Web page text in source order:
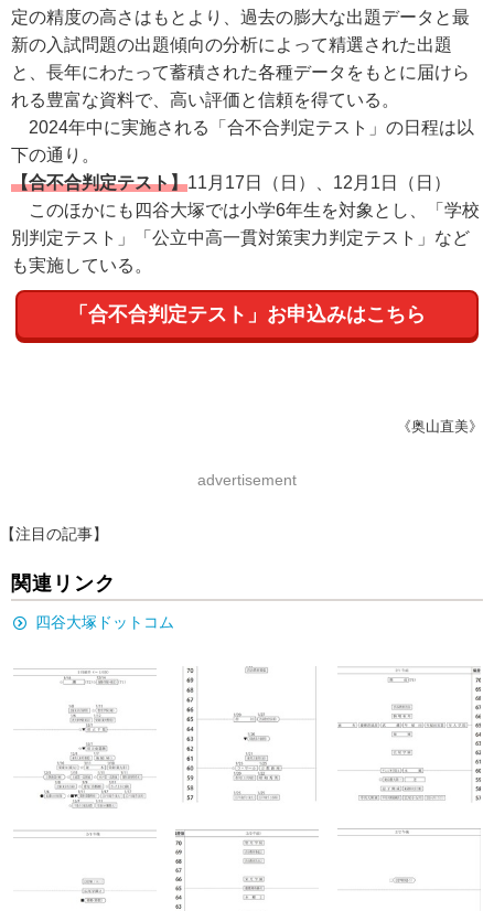
定の精度の高さはもとより、過去の膨大な出題データと最
新の入試問題の出題傾向の分析によって精選された出題
と、長年にわたって蓄積された各種データをもとに届けら
れる豊富な資料で、高い評価と信頼を得ている。
2024年中に実施される「合不合判定テスト」の日程は以
下の通り。
【合不合判定テスト】11月17日（日）、12月1日（日）
このほかにも四谷大塚では小学6年生を対象とし、「学校
別判定テスト」「公立中高一貫対策実力判定テスト」など
も実施している。
「合不合判定テスト」お申込みはこちら
《奥山直美》
advertisement
【注目の記事】
関連リンク
四谷大塚ドットコム